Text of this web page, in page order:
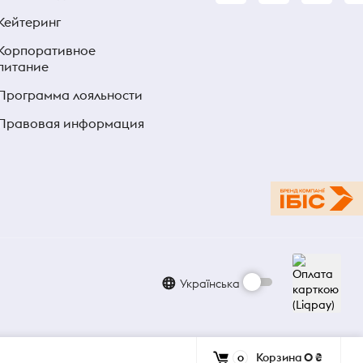
лояльности
информация
Українська
0 Корзина0 ₴